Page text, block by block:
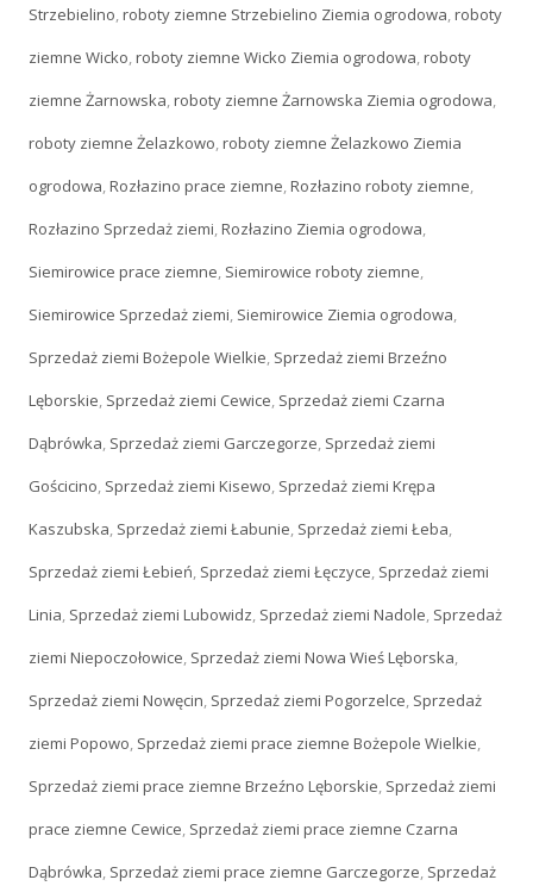
Strzebielino,roboty ziemne Strzebielino Ziemia ogrodowa,roboty
ziemne Wicko,roboty ziemne Wicko Ziemia ogrodowa,roboty
ziemne Żarnowska,roboty ziemne Żarnowska Ziemia ogrodowa,
roboty ziemne Żelazkowo,roboty ziemne Żelazkowo Ziemia
ogrodowa,Rozłazino prace ziemne,Rozłazino roboty ziemne,
Rozłazino Sprzedaż ziemi,Rozłazino Ziemia ogrodowa,
Siemirowice prace ziemne, Siemirowice roboty ziemne,
Siemirowice Sprzedaż ziemi, Siemirowice Ziemia ogrodowa,
Sprzedaż ziemi Bożepole Wielkie, Sprzedaż ziemi Brzeźno
Lęborskie, Sprzedaż ziemi Cewice, Sprzedaż ziemi Czarna
Dąbrówka, Sprzedaż ziemi Garczegorze, Sprzedaż ziemi
Gościcino, Sprzedaż ziemi Kisewo, Sprzedaż ziemi Krępa
Kaszubska, Sprzedaż ziemi Łabunie, Sprzedaż ziemi Łeba,
Sprzedaż ziemi Łebień, Sprzedaż ziemi Łęczyce, Sprzedaż ziemi
Linia, Sprzedaż ziemi Lubowidz, Sprzedaż ziemi Nadole, Sprzedaż
ziemi Niepoczołowice, Sprzedaż ziemi Nowa Wieś Lęborska,
Sprzedaż ziemi Nowęcin, Sprzedaż ziemi Pogorzelce, Sprzedaż
ziemi Popowo, Sprzedaż ziemi prace ziemne Bożepole Wielkie,
Sprzedaż ziemi prace ziemne Brzeźno Lęborskie, Sprzedaż ziemi
prace ziemne Cewice, Sprzedaż ziemi prace ziemne Czarna
Dąbrówka, Sprzedaż ziemi prace ziemne Garczegorze, Sprzedaż